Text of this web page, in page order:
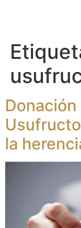
la